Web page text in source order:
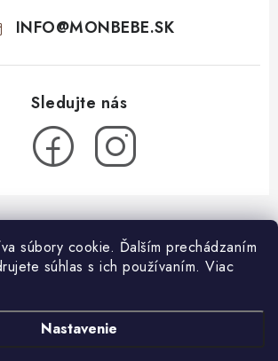
súbory cookie. Ďalším prechádzaním
súhlas s ich používaním. Viac
Nastavenie
INFO@MONBEBE.SK
podmienky
začať?